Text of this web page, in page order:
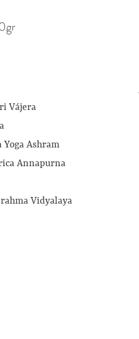
Vájera
Yoga Ashram
Annapurna
Vidyalaya